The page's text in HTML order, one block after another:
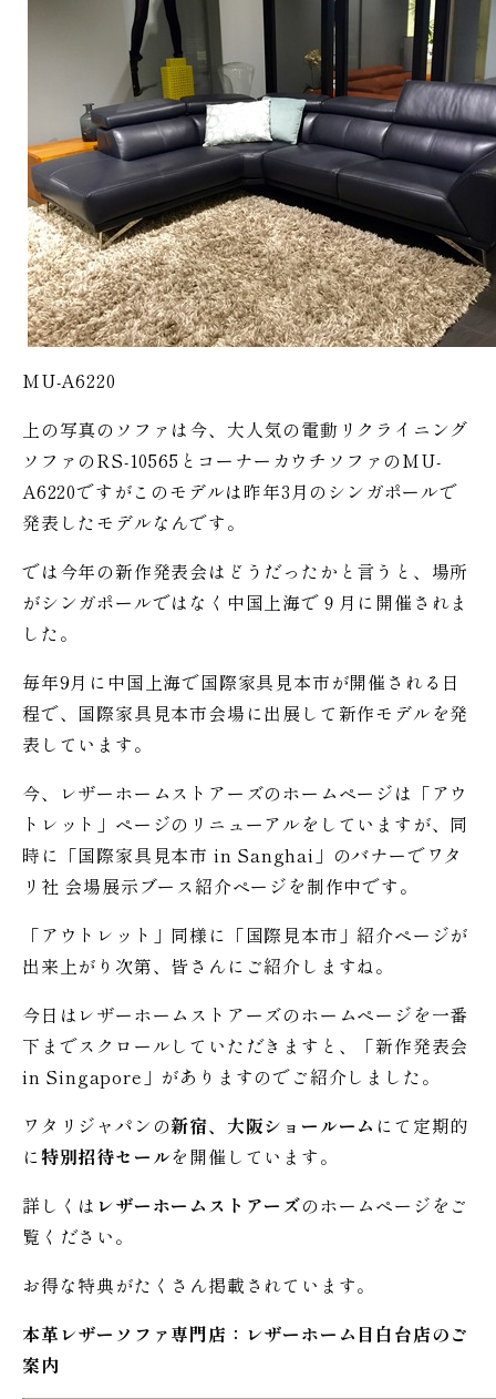
MU-A6220
上の写真のソファは今、大人気の電動リクライニング
ソファのRS-10565とコーナーカウチソファのMU-
A6220ですがこのモデルは昨年3月のシンガポールで
発表したモデルなんです。
では今年の新作発表会はどうだったかと言うと、場所
がシンガポールではなく中国上海で９月に開催されま
した。
毎年9月に中国上海で国際家具見本市が開催される日
程で、国際家具見本市会場に出展して新作モデルを発
表しています。
今、レザーホームストアーズのホームページは「アウ
トレット」ページのリニューアルをしていますが、同
時に「国際家具見本市 in Sanghai」のバナーでワタ
リ社 会場展示ブース紹介ページを制作中です。
「アウトレット」同様に「国際見本市」紹介ページが
出来上がり次第、皆さんにご紹介しますね。
今日はレザーホームストアーズのホームページを一番
下までスクロールしていただきますと、「新作発表会
in Singapore」がありますのでご紹介しました。
ワタリジャパンの新宿、大阪ショールーム にて定期的
に特別招待セールを開催しています。
詳しくは レザーホームストアーズのホームページをご
覧ください。
お得な特典がたくさん掲載されています。
本革レザーソファ専門店：レザーホーム 目白台店のご
案内